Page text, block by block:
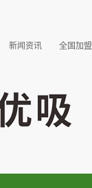
新闻资讯 全国加盟